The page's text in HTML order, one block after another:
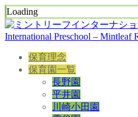
Loading
保育理念
保育園一覧
長野園
平井園
川崎小田園